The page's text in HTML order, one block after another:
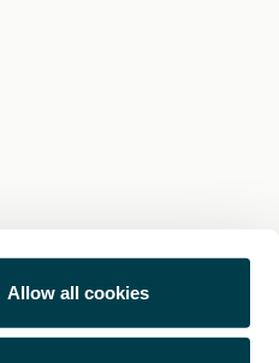
Allow all cookies